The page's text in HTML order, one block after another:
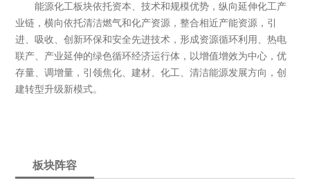
能源化工板块依托资本、技术和规模优势，纵向延伸化工产
业链，横向依托清洁燃气和化产资源，整合相近产能资源，引
进、吸收、创新环保和安全先进技术，形成资源循环利用、热电
联产、产业延伸的绿色循环经济运行体，以增值增效为中心，优
存量、调增量，引领焦化、建材、化工、清洁能源发展方向，创
建转型升级新模式。
板块阵容
山东铁雄冶金科技有限公司